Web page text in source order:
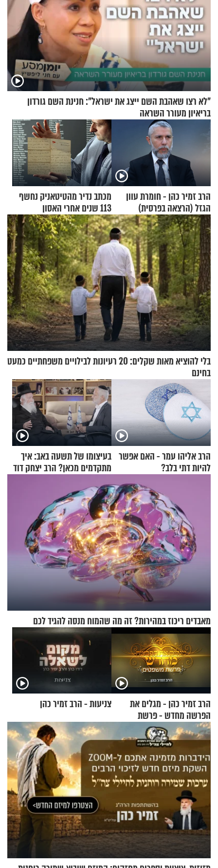
"לא רצו שאהבת השם ייצג את ישראל": חנינת השם גורדון
בריאיון מעורר השראה
הרב זמיר כהן - חומרת עוון
הגזל (הרצאה בפרסית)
מכתב נדיר מהטיטאניק נחשף
113 שנים אחרי האסון
בלי להוציא מאות שקלים: 20 רעיונות לבילויים משפחתיים כמעט
בחינם
הרב אליהו עמר - האם אפשר
להיות דתי בלב?
בעיצומו של תשעה באב: איך
מתקדמים מכאן? הרב יצחק דוד
מאבדים ריכוז במהירות? זה מה שהמוח מנסה להגיד לכם
הרב זמיר כהן - מגלים את
הפרשה מחדש - פרשת
משפטים
צניעות - הרב זמיר כהן